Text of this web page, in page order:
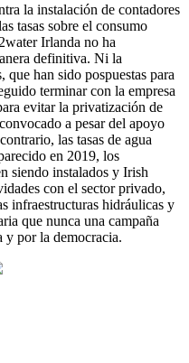
la instalación de contadores
tasas sobre el consumo
Irlanda no ha
definitiva. Ni la
que han sido pospuestas para
terminar con la empresa
evitar la privatización de
a pesar del apoyo
las tasas de agua
en 2019, los
siendo instalados y Irish
con el sector privado,
infraestructuras hidráulicas y
que nunca una campaña
y por la democracia.